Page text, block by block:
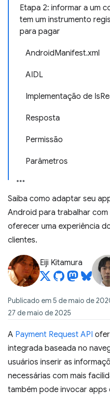
Etapa 2: informar a um
tem um instrumento
para pagar
AndroidManifest.xml
AIDL
Implementação de
Resposta
Permissão
Parâmetros
Saiba como adaptar seu
Android para trabalhar
oferecer uma experiência
clientes.
Eiji Kitamura
Publicado em 5 de maio de
27 de maio de 2025
A Payment Request API
integrada baseada no
usuários inserir as
necessárias com mais
também pode invocar